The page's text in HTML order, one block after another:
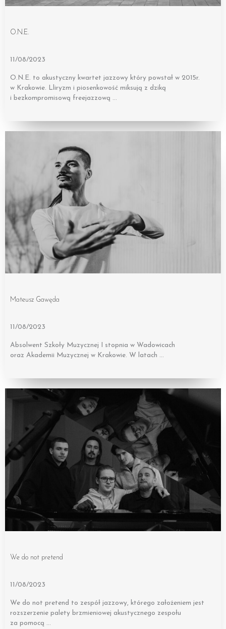
O.N.E.
11/08/2023
O.N.E. to akustyczny kwartet jazzowy który powstał w 2015r.
w Krakowie. Lliryzm i piosenkowość miksują z dziką
i bezkompromisową freejazzową …
Mateusz Gawęda
11/08/2023
Absolwent Szkoły Muzycznej I stopnia w Wadowicach
oraz Akademii Muzycznej w Krakowie. W latach …
We do not pretend
11/08/2023
We do not pretend to zespół jazzowy, którego założeniem jest
rozszerzenie palety brzmieniowej akustycznego zespołu
za pomocą …